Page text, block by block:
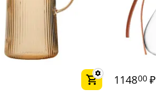
114800 ₽